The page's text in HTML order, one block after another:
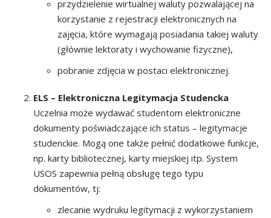
przydzielenie wirtualnej waluty pozwalającej na
korzystanie z rejestracji elektronicznych na
zajęcia, które wymagają posiadania takiej waluty
(głównie lektoraty i wychowanie fizyczne),
pobranie zdjęcia w postaci elektronicznej.
ELS – Elektroniczna Legitymacja Studencka
​Uczelnia może wydawać studentom elektroniczne
dokumenty poświadczające ich status – legitymacje
studenckie. Mogą one także pełnić dodatkowe funkcje,
np. karty bibliotecznej, karty miejskiej itp. System
USOS zapewnia pełną obsługę tego typu
dokumentów, tj:
zlecanie wydruku legitymacji z wykorzystaniem